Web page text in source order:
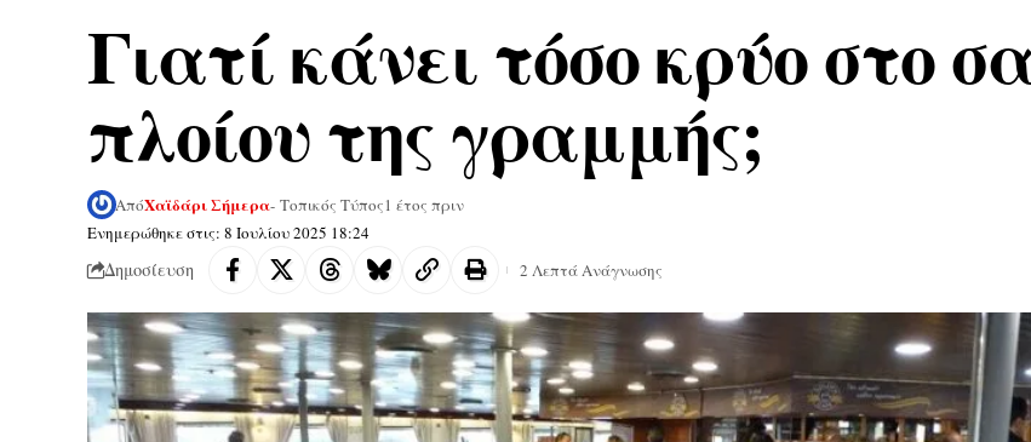
Γιατί κάνει τόσο κρύο στο
πλοίου της γραμμής;
Ενημερώθηκε στις: 8 Ιουλίου 2025 18:24
ΑπόΧαϊδάρι Σήμερα- Τοπικός Τύπος1 έτος πριν
Δημοσίευση 2 Λεπτά Ανάγνωσης